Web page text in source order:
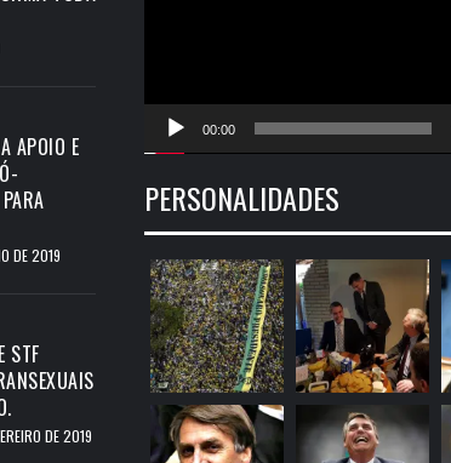
APOIO E
DE 2019
STF
DE 2019
00:00
PERSONALIDADES